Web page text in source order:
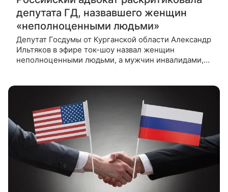
депутата ГД, назвавшего женщин
«неполноценными людьми»
Депутат Госдумы от Курганской области Александр
Ильтяков в эфире ток-шоу назвал женщин
неполноценными людьми, а мужчин инвалидами,